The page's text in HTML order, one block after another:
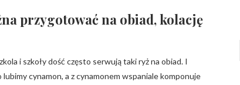
przygotować na obiad, kolację
i szkoły dość często serwują taki ryż na obiad. I
cynamon, a z cynamonem wspaniale komponuje